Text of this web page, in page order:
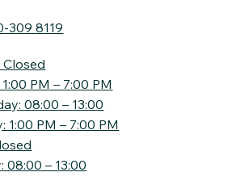
309 8119
PM – 7:00 PM
08:00 – 13:00
1:00 PM – 7:00 PM
08:00 – 13:00